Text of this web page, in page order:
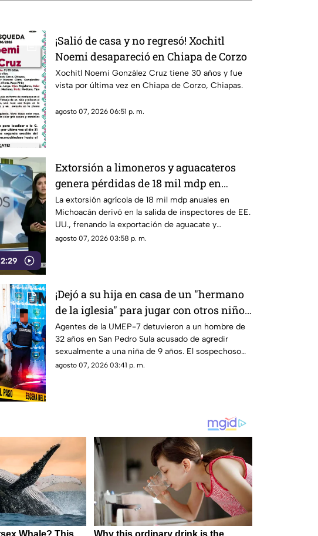
¡Salió de casa y no regresó! Xochitl
Noemi desapareció en Chiapa de Corzo
Xochitl Noemi González Cruz tiene 30 años y fue
vista por última vez en Chiapa de Corzo, Chiapas.
agosto 07, 2026 06:51 p. m.
2:29
Extorsión a limoneros y aguacateros
genera pérdidas de 18 mil mdp en
Michoacán
La extorsión agrícola de 18 mil mdp anuales en
Michoacán derivó en la salida de inspectores de EE.
UU., frenando la exportación de aguacate y
provocando severas pérdidas.
agosto 07, 2026 03:58 p. m.
¡Dejó a su hija en casa de un "hermano
de la iglesia" para jugar con otros niños
y la niña terminó 4bus4d4
Agentes de la UMEP-7 detuvieron a un hombre de
32 años en San Pedro Sula acusado de agredir
sexualmente a una niña de 9 años. El sospechoso
fue remitido al Ministerio Público.
agosto 07, 2026 03:41 p. m.